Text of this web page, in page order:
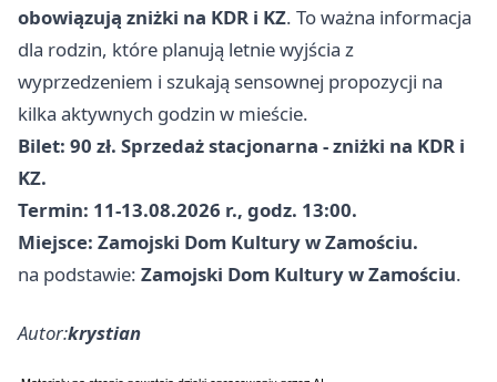
obowiązują zniżki na KDR i KZ. To ważna informacja
dla rodzin, które planują letnie wyjścia z
wyprzedzeniem i szukają sensownej propozycji na
kilka aktywnych godzin w mieście.
Bilet: 90 zł. Sprzedaż stacjonarna - zniżki na KDR i
KZ.
Termin: 11-13.08.2026 r., godz. 13:00.
Miejsce: Zamojski Dom Kultury w Zamościu.
na podstawie: Zamojski Dom Kultury w Zamościu.
Autor:krystian